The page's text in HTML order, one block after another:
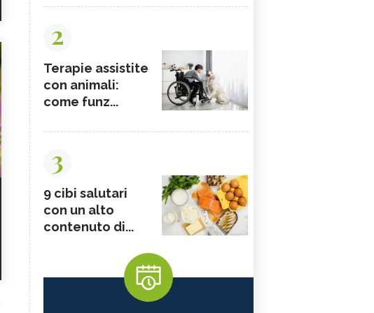
2
Terapie assistite
con animali:
come funz...
3
9 cibi salutari
con un alto
contenuto di...